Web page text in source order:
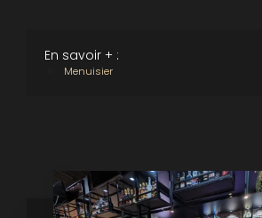
En savoir + :
Menuisier